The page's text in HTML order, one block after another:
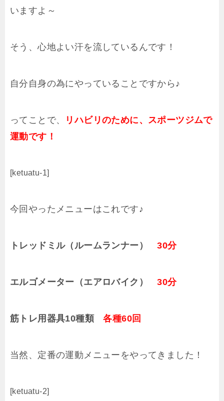
いますよ～
そう、心地よい汗を流しているんです！
自分自身の為にやっていることですから♪
ってことで、
リハビリのために、スポーツジムで
運動です！
[ketuatu-1]
今回やったメニューはこれです♪
トレッドミル（ルームランナー）30分
エルゴメーター（エアロバイク）30分
筋トレ用器具10種類各種60回
当然、定番の運動メニューをやってきました！
[ketuatu-2]